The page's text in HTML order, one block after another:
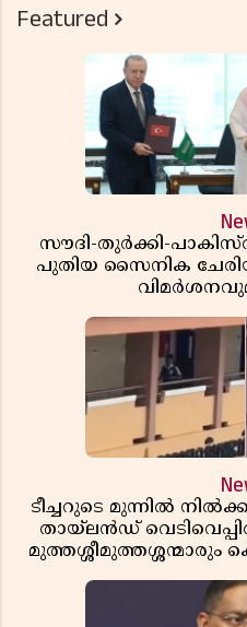
Featured
സൗദി-തുർക്കി-
പുതിയ സൈനിക
ടീച്ചറുടെ മുന്നിൽ
തായ്‌ലൻഡ്
മുത്തശ്ശീമുത്തശ്ശന്മാരും